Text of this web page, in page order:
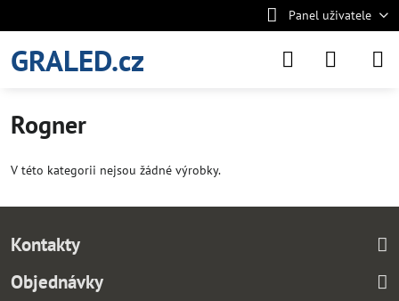
Panel uživatele
GRALED.cz
Rogner
V této kategorii nejsou žádné výrobky.
Kontakty
Objednávky